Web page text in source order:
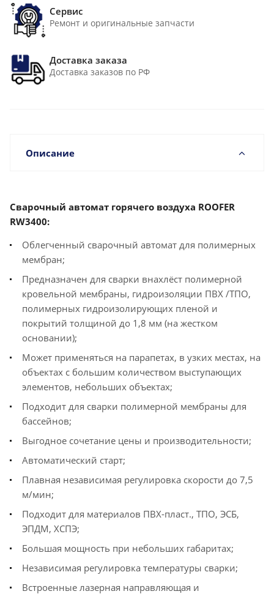
Сервис
Ремонт и оригинальные запчасти
Доставка заказа
Доставка заказов по РФ
Описание
Сварочный автомат горячего воздуха ROOFER
RW3400:
Облегченный сварочный автомат для полимерных
мембран;
Предназначен для сварки внахлёст полимерной
кровельной мембраны, гидроизоляции ПВХ /ТПО,
полимерных гидроизолирующих пленой и
покрытий толщиной до 1,8 мм (на жестком
основании);
Может применяться на парапетах, в узких местах, на
объектах с большим количеством выступающих
элементов, небольших объектах;
Подходит для сварки полимерной мембраны для
бассейнов;
Выгодное сочетание цены и производительности;
Автоматический старт;
Плавная независимая регулировка скорости до 7,5
м/мин;
Подходит для материалов ПВХ-пласт., ТПО, ЭСБ,
ЭПДМ, ХСПЭ;
Большая мощность при небольших габаритах;
Независимая регулировка температуры сварки;
Встроенные лазерная направляющая и